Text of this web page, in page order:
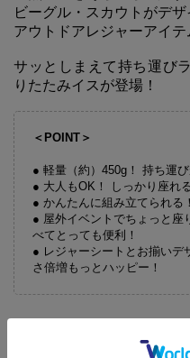
ビーグル・スカウトがデ
アウトドアレジャーアイテ
サッとしまえて持ち運び
りたたみイスが登場！
＜POINT＞
● 軽量（約）450g！ 持ち運
● 大人もOK！ しっかり座れ
● かんたんに組み立てられる！
● 屋外イベントでちょっと座
べてとっても便利！
● レジャーシートとお揃いデ
さ倍増もっとハッピー！